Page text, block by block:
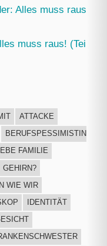
Alles muss raus!
muss raus! (Teil
ATTACKE
BERUFSPESSIMISTIN
FAMILIE
GEHIRN?
WIE WIR
IDENTITÄT